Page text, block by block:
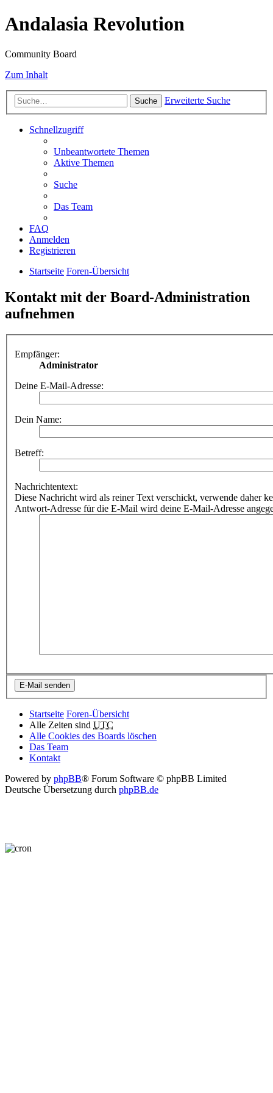
Andalasia Revolution
Community Board
Zum Inhalt
Suche Erweiterte Suche
Schnellzugriff
Unbeantwortete Themen
Aktive Themen
Suche
Das Team
FAQ
Anmelden
Registrieren
Startseite Foren-Übersicht
Kontakt mit der Board-Administration
aufnehmen
Empfänger:
Administrator
Deine E-Mail-Adresse:
Dein Name:
Betreff:
Nachrichtentext:
Diese Nachricht wird als reiner Text verschickt, verwende daher
Antwort-Adresse für die E-Mail wird deine E-Mail-Adresse
Startseite Foren-Übersicht
Alle Zeiten sind UTC
Alle Cookies des Boards löschen
Das Team
Kontakt
Powered by phpBB® Forum Software © phpBB Limited
Deutsche Übersetzung durch phpBB.de